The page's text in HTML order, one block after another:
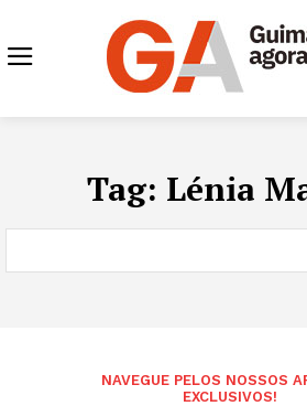
Tag: Lénia
NAVEGUE PELOS NOSSOS
EXCLUSIVOS!